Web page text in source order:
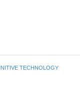
TECHNOLOGY